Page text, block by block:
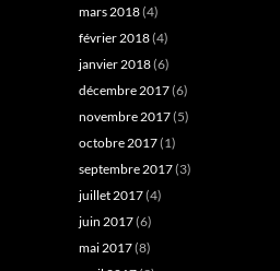
mars 2018(4)
février 2018(4)
janvier 2018(6)
décembre 2017(6)
novembre 2017(5)
octobre 2017(1)
septembre 2017(3)
juillet 2017(4)
juin 2017(6)
mai 2017(8)